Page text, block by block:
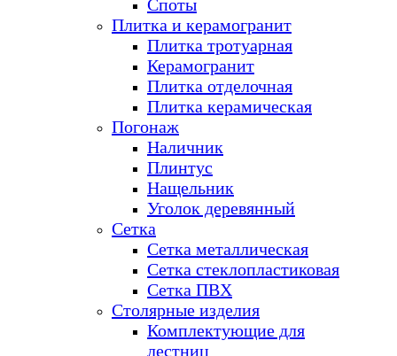
Споты
Плитка и керамогранит
Плитка тротуарная
Керамогранит
Плитка отделочная
Плитка керамическая
Погонаж
Наличник
Плинтус
Нащельник
Уголок деревянный
Сетка
Сетка металлическая
Сетка стеклопластиковая
Сетка ПВХ
Столярные изделия
Комплектующие для
лестниц